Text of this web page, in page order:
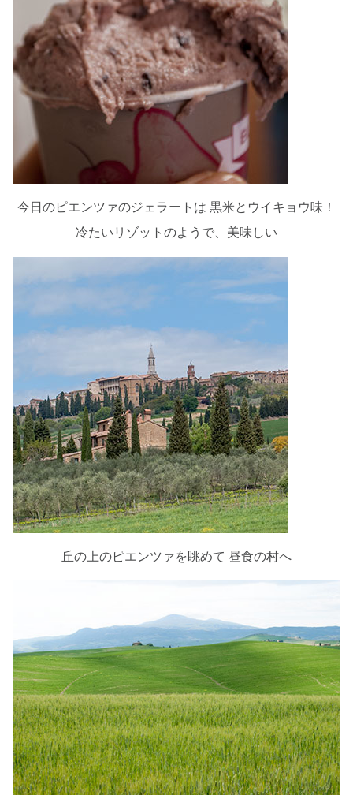
今日のピエンツァのジェラートは 黒米とウイキョウ味！
冷たいリゾットのようで、美味しい
丘の上のピエンツァを眺めて 昼食の村へ